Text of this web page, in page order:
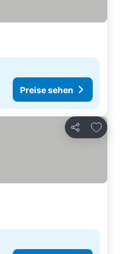
Preise sehen
Teilen
Zu